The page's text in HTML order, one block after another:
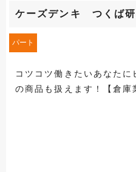
ケーズデンキ つくば研
パート
コツコツ働きたいあなた
の商品も扱えます！【倉庫